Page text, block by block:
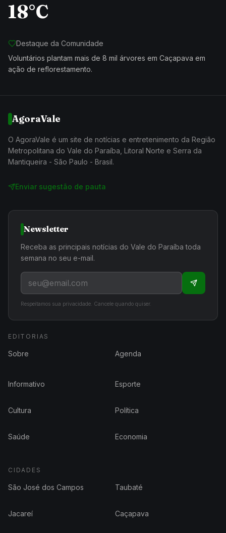
18°C
Destaque da Comunidade
Voluntários plantam mais de 8 mil árvores em Caçapava em
ação de reflorestamento.
AgoraVale
O AgoraVale é um site de notícias e entretenimento da Região
Metropolitana do Vale do Paraíba, Litoral Norte e Serra da
Mantiqueira - São Paulo - Brasil.
Enviar sugestão de pauta
Newsletter
Receba as principais notícias do Vale do Paraíba toda
semana no seu e-mail.
Respeitamos sua privacidade. Cancele quando quiser.
EDITORIAS
Sobre Agenda
Informativo Esporte
Cultura Política
Saúde Economia
CIDADES
São José dos Campos Taubaté
Jacareí Caçapava